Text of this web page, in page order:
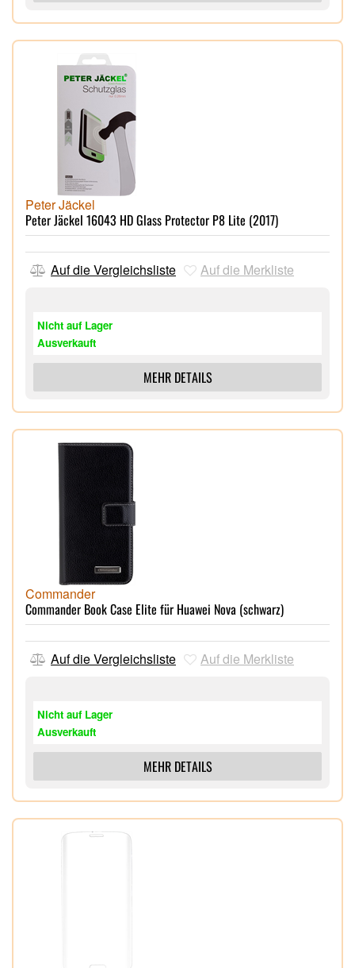
Peter Jäckel
Peter Jäckel 16043 HD Glass Protector P8 Lite (2017)
Auf die Vergleichsliste Auf die Merkliste
Nicht auf Lager
Ausverkauft
MEHR DETAILS
Commander
Commander Book Case Elite für Huawei Nova (schwarz)
Auf die Vergleichsliste Auf die Merkliste
Nicht auf Lager
Ausverkauft
MEHR DETAILS